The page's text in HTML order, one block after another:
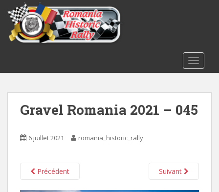
m
Gravel Romania 2021 – 045
6 juillet 2021 romania_historic_rally
Précédent Suivant